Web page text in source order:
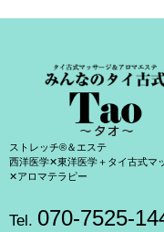
ストレッチ®＆エステ
西洋医学✕東洋医学＋タイ古式マ
✕アロマテラピー
Tel. 070-7525-